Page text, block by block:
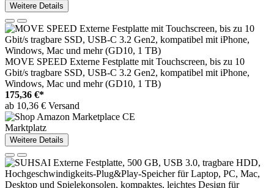
Weitere Details
MOVE SPEED Externe Festplatte mit Touchscreen, bis zu 10
Gbit/s tragbare SSD, USB-C 3.2 Gen2, kompatibel mit iPhone,
Windows, Mac und mehr (GD10, 1 TB)
175,36 €*
ab 10,36 € Versand
Marktplatz
Weitere Details